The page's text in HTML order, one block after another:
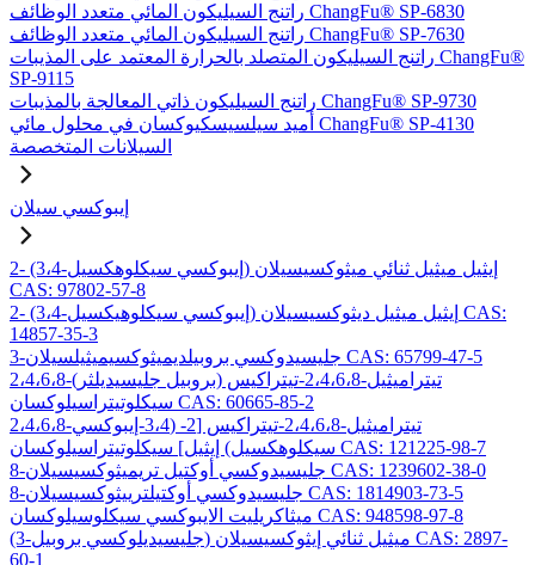
راتنج السيليكون المائي متعدد الوظائف ChangFu® SP-6830
راتنج السيليكون المائي متعدد الوظائف ChangFu® SP-7630
راتنج السيليكون المتصلد بالحرارة المعتمد على المذيبات ChangFu®
SP-9115
راتنج السيليكون ذاتي المعالجة بالمذيبات ChangFu® SP-9730
أميد سيلسيسكيوكسان في محلول مائي ChangFu® SP-4130
السيلانات المتخصصة
إيبوكسي سيلان
2- (3،4-إيبوكسي سيكلوهكسيل) إيثيل ميثيل ثنائي ميثوكسيسيلان
CAS: 97802-57-8
2- (3،4-إيبوكسي سيكلوهيكسيل) إيثيل ميثيل ديثوكسيسيلان CAS:
14857-35-3
3-جليسيدوكسي بروبيلديميثوكسيميثيلسيلان CAS: 65799-47-5
2،4،6،8-تيتراميثيل-2،4،6،8-تيتراكيس (بروبيل جليسيديلثر)
سيكلوتيتراسيلوكسان CAS: 60665-85-2
2،4،6،8-تيتراميثيل-2،4،6،8-تيتراكيس [2- (3،4-إيبوكسي
سيكلوهكسيل) إيثيل] سيكلوتيتراسيلوكسان CAS: 121225-98-7
8-جليسيدوكسي أوكتيل تريميثوكسيسيلان CAS: 1239602-38-0
8-جليسيدوكسي أوكتيلترييثوكسيسيلان CAS: 1814903-73-5
ميثاكريليت الايبوكسي سيكلوسيلوكسان CAS: 948598-97-8
(3-جليسيديلوكسي بروبيل) ميثيل ثنائي إيثوكسيسيلان CAS: 2897-
60-1